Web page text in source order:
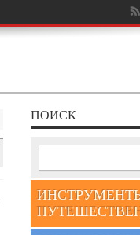
ПОИСК